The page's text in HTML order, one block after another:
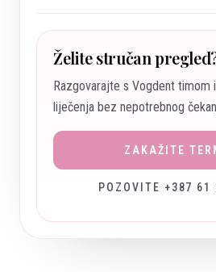
Želite stručan
Razgovarajte s Vogdent timom
liječenja bez nepotrebnog
ZAKAŽITE
POZOVITE +387 61